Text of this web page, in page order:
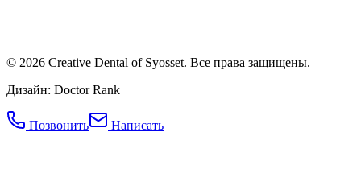
© 2026 Creative Dental of Syosset. Все права защищены.
Дизайн: Doctor Rank
Позвонить Написать